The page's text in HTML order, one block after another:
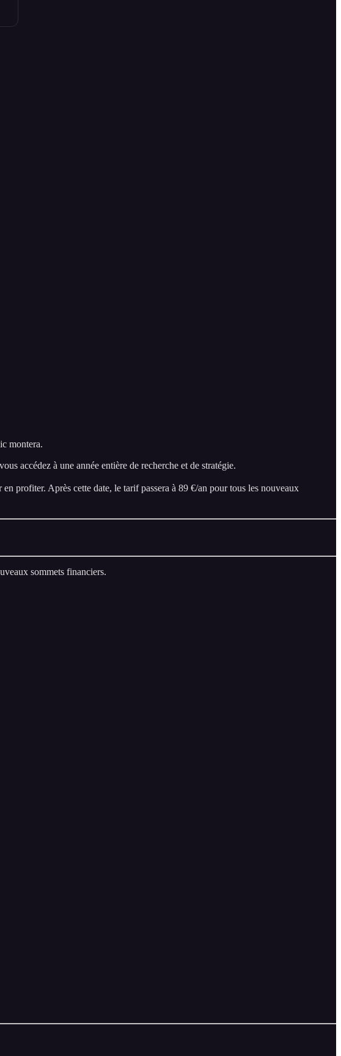
montera.
accédez à une année entière de recherche et de stratégie.
en profiter. Après cette date, le tarif passera à 89 €/an pour tous les nouveaux
sommets financiers.